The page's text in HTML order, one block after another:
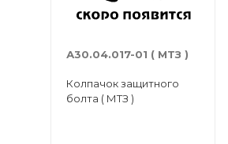
А30.04.017-01 ( МТЗ )
Колпачок защитного
болта ( МТЗ )